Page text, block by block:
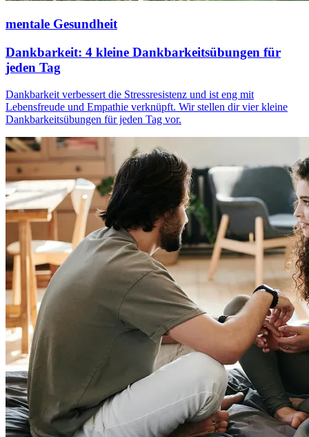
mentale Gesundheit
Dankbarkeit: 4 kleine Dankbarkeitsübungen für
jeden Tag
Dank­bar­keit verbessert die Stressresistenz und ist eng mit
Lebensfreude und Empa­thie ver­knüpft. Wir stellen dir vier kleine
Dankbarkeitsübungen für jeden Tag vor.